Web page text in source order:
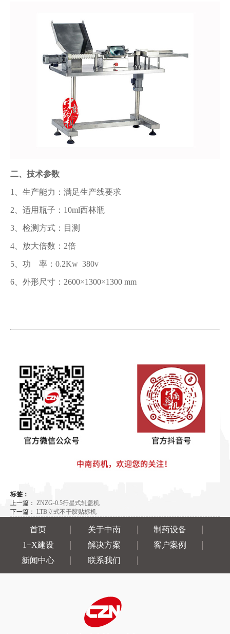
二、技术参数
1、生产能力：满足生产线要求
2、适用瓶子：10ml西林瓶
3、检测方式：目测
4、放大倍数：2倍
5、功 率：0.2Kw 380v
6、外形尺寸：2600×1300×1300 mm
标签：
上一篇： ZNZG-0.5行星式轧盖机
下一篇： LTB立式不干胶贴标机
首页 关于中南
制药设备
1+X建设
解决方案
客户案例
新闻中心
联系我们